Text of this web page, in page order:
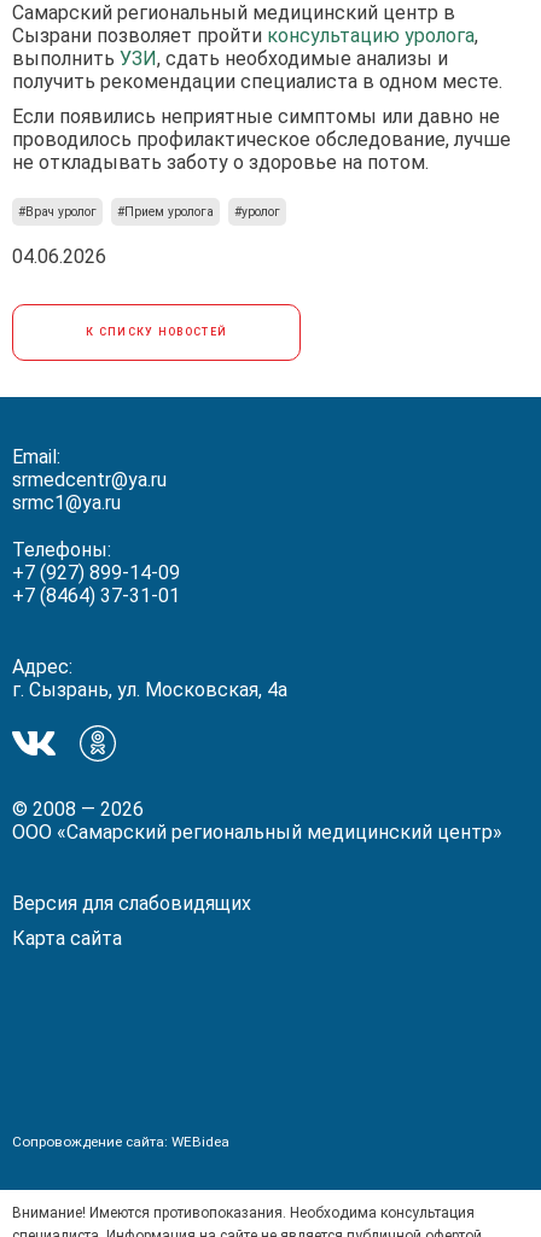
Самарский региональный медицинский центр в
Сызрани позволяет пройти консультацию уролога,
выполнить УЗИ, сдать необходимые анализы и
получить рекомендации специалиста в одном месте.
Если появились неприятные симптомы или давно не
проводилось профилактическое обследование, лучше
не откладывать заботу о здоровье на потом.
#Врач уролог #Прием уролога #уролог
04.06.2026
К СПИСКУ НОВОСТЕЙ
Email:
srmedcentr@ya.ru
srmc1@ya.ru
Телефоны:
+7 (927) 899-14-09
+7 (8464) 37-31-01
Адрес:
г. Сызрань, ул. Московская, 4а
Мы
ВКонтакте!
Мы
Одноклассники!
© 2008 — 2026
ООО «Самарский региональный медицинский центр»
Версия для слабовидящих
Карта сайта
Сопровождение сайта: WEBidea
Внимание! Имеются противопоказания. Необходима консультация